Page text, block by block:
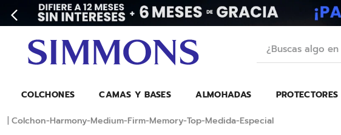
COLCHONES CAMAS Y BASES ALMOHADAS
Colchon-Harmony-Medium-Firm-Memory-Top-Medida-Especial
TÉRMINOS MÁS
1.